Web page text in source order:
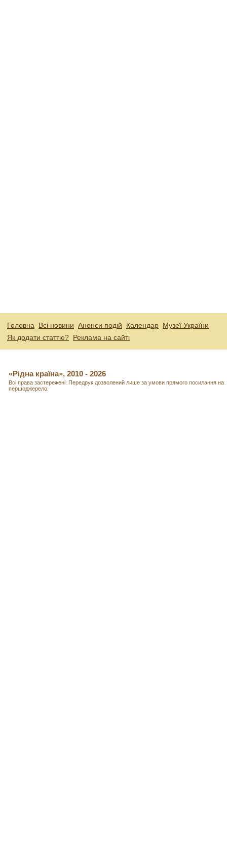
Головна Всі новини Анонси подій Календар Музеї України
Як додати статтю? Реклама на сайті
«Рідна країна», 2010 - 2026
Всі права застережені. Передрук дозволений лише за умови прямого посилання на
першоджерело.